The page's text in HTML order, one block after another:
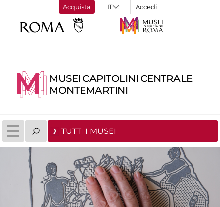
Acquista Accedi
MUSEI CAPITOLINI CENTRALE
MONTEMARTINI
TUTTI I MUSEI